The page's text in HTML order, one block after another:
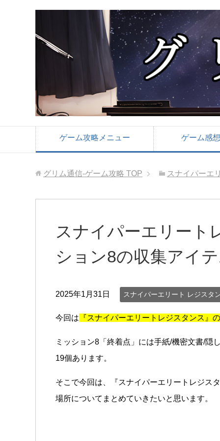
ゲーム攻略メニュー ゲーム感
グリム通信-ゲーム攻略 TOP スナイパーエ
スナイパーエリート
ション8の収集アイ
2025年1月31日 スナイパーエリート レジスタ
今回は 『スナイパーエリートレジスタンス』
ミッション8「終着点」には手紙/機密文書/隠
19個あります。
そこで今回は、『スナイパーエリートレジス
場所についてまとめていきたいと思います。